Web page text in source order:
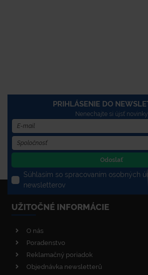
PRIHLÁSENIE DO
Nenechajte si újsť novinky
Odoslať
Súhlasím so spracovaním osobných
newsletterov
UŽITOČNÉ INFORMÁCIE
O nás
Poradenstvo
Reklamačný poriadok
Objednávka newsletterů